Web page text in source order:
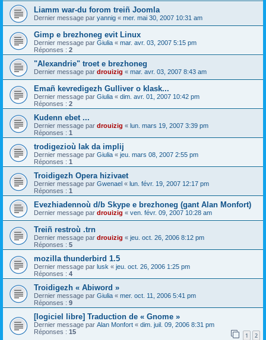
Liamm war-du forom treiñ Joomla
Dernier message par yannig « mer. mai 30, 2007 10:31 am
Gimp e brezhoneg evit Linux
Dernier message par Giulia « mar. avr. 03, 2007 5:15 pm
Réponses : 2
"Alexandrie" troet e brezhoneg
Dernier message par drouizig « mar. avr. 03, 2007 8:43 am
Emañ kevredigezh Gulliver o klask...
Dernier message par Giulia « dim. avr. 01, 2007 10:42 pm
Réponses : 2
Kudenn ebet ...
Dernier message par drouizig « lun. mars 19, 2007 3:39 pm
Réponses : 1
trodigezioù lak da implij
Dernier message par Giulia « jeu. mars 08, 2007 2:55 pm
Réponses : 1
Troidigezh Opera hizivaet
Dernier message par Gwenael « lun. févr. 19, 2007 12:17 pm
Réponses : 1
Evezhiadennoù d/b Skype e brezhoneg (gant Alan Monfort)
Dernier message par drouizig « ven. févr. 09, 2007 10:28 am
Treiñ restroù .trn
Dernier message par drouizig « jeu. oct. 26, 2006 8:12 pm
Réponses : 5
mozilla thunderbird 1.5
Dernier message par lusk « jeu. oct. 26, 2006 1:25 pm
Réponses : 4
Troidigezh « Abiword »
Dernier message par Giulia « mer. oct. 11, 2006 5:41 pm
Réponses : 9
[logiciel libre] Traduction de « Gnome »
Dernier message par Alan Monfort « dim. juil. 09, 2006 8:31 pm
Réponses : 15 1 2